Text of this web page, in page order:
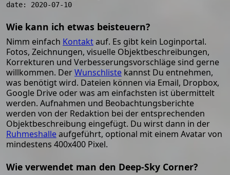
Wie kann ich etwas beisteuern?
Nimm einfach Kontaktauf. Es gibt kein Loginportal.
Fotos, Zeichnungen, visuelle Objektbeschreibungen,
Korrekturen und Verbesserungsvorschläge sind gerne
willkommen. DerWunschliste kannst Du entnehmen,
was benötigt wird. Dateien können via Email, Dropbox,
Google Drive oder was am einfachsten ist übermittelt
werden. Aufnahmen und Beobachtungsberichte
werden von der Redaktion bei der entsprechenden
Objektbeschreibung eingefügt. Du wirst dann in der
Ruhmeshalleaufgeführt, optional mit einem Avatar von
mindestens 400x400 Pixel.
Wie verwendet man den Deep-Sky Corner?